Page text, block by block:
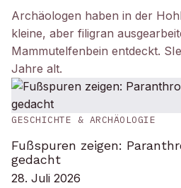
Archäologen haben in der
kleine, aber filigran
Mammutelfenbein entdeckt.
Jahre alt.
GESCHICHTE & ARCHÄOLOGIE
Fußspuren zeigen:
gedacht
28. Juli 2026